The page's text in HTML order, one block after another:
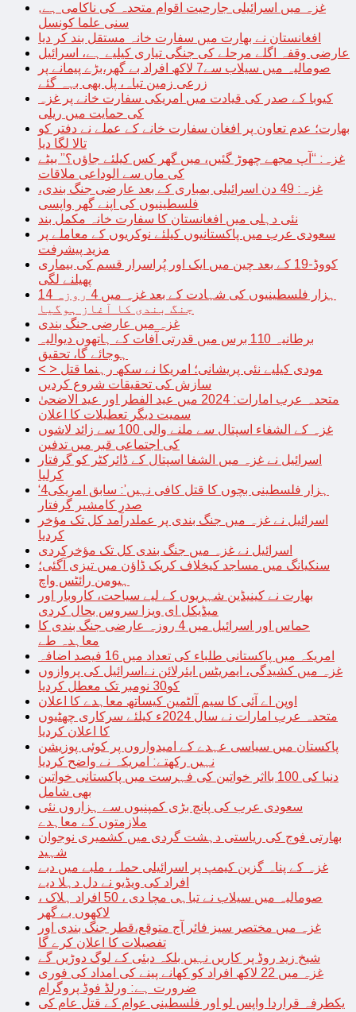
غزہ میں اسرائیلی جارحیت اقوام متحدہ کی ناکامی ہے,
سنی علما کونسل
افغانستان نے بھارت میں سفارت خانہ مستقل بند کر دیا
عارضی وقفہ اگلے مرحلے کی جنگی تیاری کیلیے ہے، اسرائیل
صومالیہ میں سیلاب سے7 لاکھ افراد بے گھر،بڑے پیمانے پر
زرعی زمین تباہ، پل بھی بہہ گئے
کیوبا کے صدر کی قیادت میں امریکی سفارت خانے پر غزہ
کی حمایت میں ریلی
بھارت؛ عدم تعاون پر افغان سفارت خانے کے عملے نے دفتر کو
تالا لگا دیا
غزہ: “آپ مجھے چھوڑ گئیں، میں گھر کس کیلئے جاؤں؟” بیٹے
کی ماں سے الوداعی ملاقات
غزہ: 49 دن اسرائیلی بمباری کے بعد عارضی جنگ بندی،
فلسطینیوں کی اپنے گھر واپسی
نئی دہلی میں افغانستان کا سفارت خانہ مکمل بند
سعودی عرب میں پاکستانیوں کیلئے نوکریوں کے معاملے پر
مزید پیشرفت
کووڈ-19 کے بعد چین میں ایک اور پُراسرار قسم کی بیماری
پھیلنے لگی
14 ہزار فلسطینیوں کی شہادت کے بعد غزہ میں 4 روزہ
جنگ بندی کا آغاز ہوگیا
غزہ میں عارضی جنگ بندی
برطانیہ 110 برس میں قدرتی آفات کے ہاتھوں دیوالیہ
ہوجائے گا، تحقیق
< > مودی کیلیے نئی پریشانی؛ امریکا نے سکھ رہنما قتل
سازش کی تحقیقات شروع کردیں
متحدہ عرب امارات: 2024 میں عید الفطر اور عید الاضحیٰ
سمیت دیگر تعطیلات کا اعلان
غزہ کے الشفاء اسپتال سے ملنے والی 100 سے زائد لاشوں
کی اجتماعی قبر میں تدفین
اسرائیل نے غزہ میں الشفا اسپتال کے ڈائرکٹر کو گرفتار
کرلیا
‘4ہزار فلسطینی بچوں کا قتل کافی نہیں’: سابق امریکی
صدر کامشیر گرفتار
اسرائیل نے غزہ میں جنگ بندی پر عملدرآمد کل تک مؤخر
کردیا
اسرائیل نے غزہ میں جنگ بندی کل تک مؤخرکردی
سنکیانگ میں مساجد کیخلاف کریک ڈاؤن میں تیزی آگئی؛
ہیومن رائٹس واچ
بھارت نے کینیڈین شہریوں کے لیے سیاحت، کاروبار اور
میڈیکل ای ویزا سروس بحال کردی
حماس اور اسرائیل میں 4 روزہ عارضی جنگ بندی کا
معاہدہ طے
امریکہ میں پاکستانی طلباء کی تعداد میں 16 فیصد اضافہ
غزہ میں کشیدگی، ایمریٹس ایئرلائن نےاسرائیل کی پروازوں
کو30 نومبر تک معطل کردیا
اوپن اے آئی کا سیم آلٹمین کیساتھ معاہدے کا اعلان
متحدہ عرب امارات نے سال 2024ء کیلئے سرکاری چھٹیوں
کا اعلان کردیا
پاکستان میں سیاسی عہدے کے امیدواروں پر کوئی پوزیشن
نہیں رکھتے: امریکہ نے واضح کردیا
دنیا کی 100 بااثر خواتین کی فہرست میں پاکستانی خواتین
بھی شامل
سعودی عرب کی پانچ بڑی کمپنیوں سے ہزاروں نئی
ملازمتوں کے معاہدے
بھارتی فوج کی ریاستی دہشت گردی میں کشمیری نوجوان
شہید
غزہ کے پناہ گزین کیمپ پر اسرائیلی حملہ، ملبے میں دبے
افراد کی ویڈیو نے دل دہلا دیے
صومالیہ میں سیلاب نے تباہی مچا دی ، 50 افراد ہلاک ،
لاکھوں بے گھر
غزہ میں مختصر سیز فائر آج متوقع،قطر جنگ بندی اور
تفصیلات کا اعلان کرے گا
شیخ زید روڈ پر کاریں نہیں بلکہ دبئی کے لوگ دوڑیں گے
غزہ میں 22 لاکھ افراد کو کھانے پینے کی امداد کی فوری
ضرورت ہے: ورلڈ فوڈ پروگرام
یکطرفہ قراردا واپس لو اور فلسطینی عوام کے قتل عام کی